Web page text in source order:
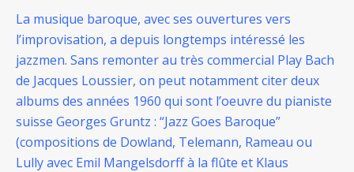
La musique baroque, avec ses ouvertures vers
l’improvisation, a depuis longtemps intéressé les
jazzmen. Sans remonter au très commercial Play Bach
de Jacques Loussier, on peut notamment citer deux
albums des années 1960 qui sont l’oeuvre du pianiste
suisse Georges Gruntz : “Jazz Goes Baroque”
(compositions de Dowland, Telemann, Rameau ou
Lully avec Emil Mangelsdorff à la flûte et Klaus